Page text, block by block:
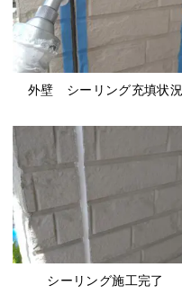
外壁 シーリング充填状況
シーリング施工完了